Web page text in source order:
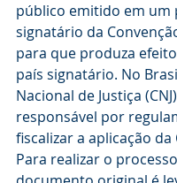
público emitido em um
signatário da
para que produza
país signatário. No
Nacional de Justiça
responsável por
fiscalizar a aplicação da
Para realizar o